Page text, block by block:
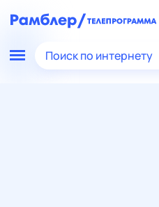
Поиск по интернету